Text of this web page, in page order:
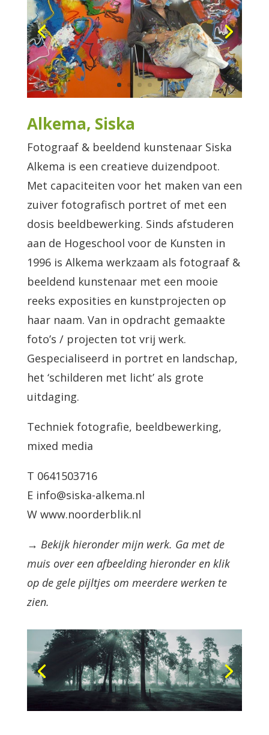
Alkema, Siska
Fotograaf & beeldend kunstenaar Siska
Alkema is een creatieve duizendpoot.
Met capaciteiten voor het maken van een
zuiver fotografisch portret of met een
dosis beeldbewerking. Sinds afstuderen
aan de Hogeschool voor de Kunsten in
1996 is Alkema werkzaam als fotograaf &
beeldend kunstenaar met een mooie
reeks exposities en kunstprojecten op
haar naam. Van in opdracht gemaakte
foto’s / projecten tot vrij werk.
Gespecialiseerd in portret en landschap,
het ‘schilderen met licht’ als grote
uitdaging.
Techniek fotografie, beeldbewerking,
mixed media
T 0641503716
E info@siska-alkema.nl
W www.noorderblik.nl
→ Bekijk hieronder mijn werk. Ga met de
muis over een afbeelding hieronder en klik
op de gele pijltjes om meerdere werken te
zien.